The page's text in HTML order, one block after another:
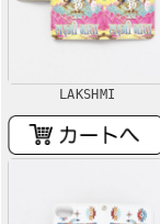
LAKSHMI